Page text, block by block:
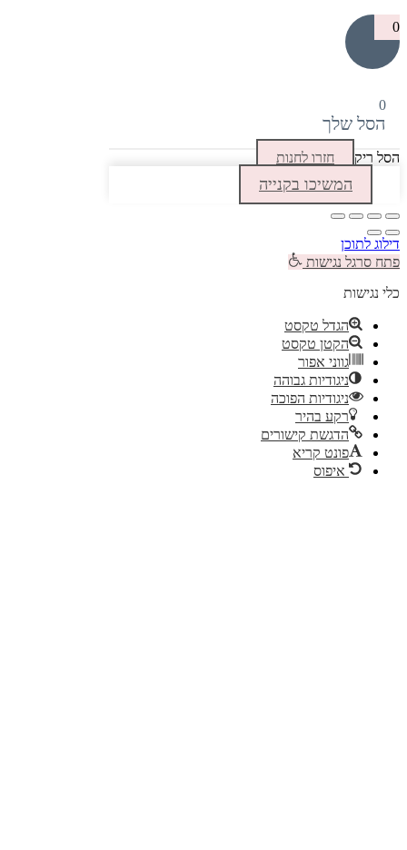
שלך
ריק חזרו לחנות
המשיכו בקנייה
לתוכן
סרגל נגישות
נגישות
הגדל טקסט
הקטן טקסט
גווני אפור
ניגודיות גבוהה
ניגודיות הפוכה
רקע בהיר
הדגשת קישורים
פונט קריא
איפוס